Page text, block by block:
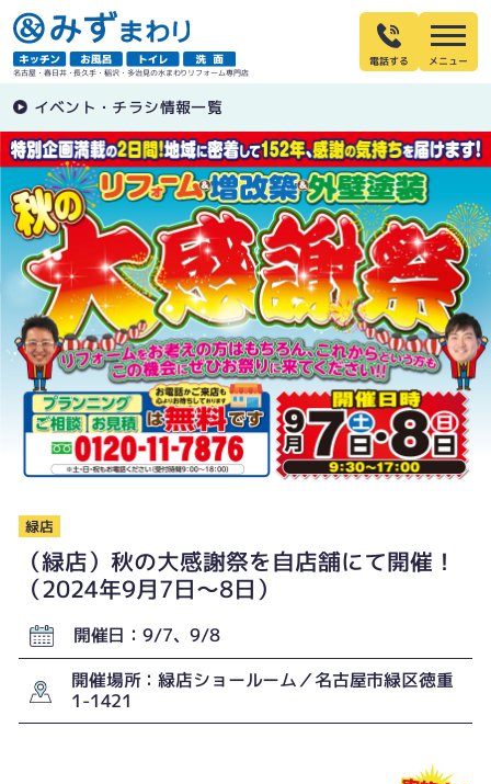
名古屋・春日井・長久手・稲沢・多治見の水まわりリフォーム専門店
電話する
イベント・チラシ情報一覧
緑店
（緑店）秋の大感謝祭を自店舗にて開催！
（2024年9月7日〜8日）
開催日：9/7、9/8
開催場所：緑店ショールーム／名古屋市緑区徳重
1-1421